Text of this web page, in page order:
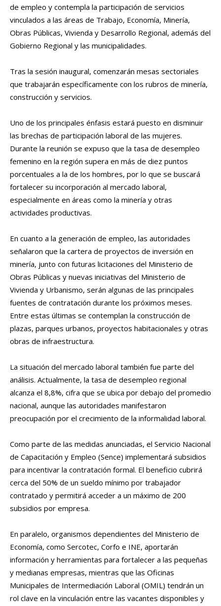
de empleo y contempla la participación de servicios
vinculados a las áreas de Trabajo, Economía, Minería,
Obras Públicas, Vivienda y Desarrollo Regional, además del
Gobierno Regional y las municipalidades.
Tras la sesión inaugural, comenzarán mesas sectoriales
que trabajarán específicamente con los rubros de minería,
construcción y servicios.
Uno de los principales énfasis estará puesto en disminuir
las brechas de participación laboral de las mujeres.
Durante la reunión se expuso que la tasa de desempleo
femenino en la región supera en más de diez puntos
porcentuales a la de los hombres, por lo que se buscará
fortalecer su incorporación al mercado laboral,
especialmente en áreas como la minería y otras
actividades productivas.
En cuanto a la generación de empleo, las autoridades
señalaron que la cartera de proyectos de inversión en
minería, junto con futuras licitaciones del Ministerio de
Obras Públicas y nuevas iniciativas del Ministerio de
Vivienda y Urbanismo, serán algunas de las principales
fuentes de contratación durante los próximos meses.
Entre estas últimas se contemplan la construcción de
plazas, parques urbanos, proyectos habitacionales y otras
obras de infraestructura.
La situación del mercado laboral también fue parte del
análisis. Actualmente, la tasa de desempleo regional
alcanza el 8,8%, cifra que se ubica por debajo del promedio
nacional, aunque las autoridades manifestaron
preocupación por el crecimiento de la informalidad laboral.
Como parte de las medidas anunciadas, el Servicio Nacional
de Capacitación y Empleo (Sence) implementará subsidios
para incentivar la contratación formal. El beneficio cubrirá
cerca del 50% de un sueldo mínimo por trabajador
contratado y permitirá acceder a un máximo de 200
subsidios por empresa.
En paralelo, organismos dependientes del Ministerio de
Economía, como Sercotec, Corfo e INE, aportarán
información y herramientas para fortalecer a las pequeñas
y medianas empresas, mientras que las Oficinas
Municipales de Intermediación Laboral (OMIL) tendrán un
rol clave en la vinculación entre las vacantes disponibles y